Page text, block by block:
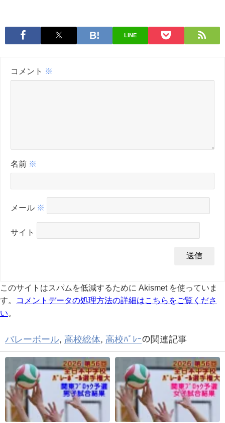
LINE
コメント ※
名前 ※
メール ※
サイト
このサイトはスパムを低減するために Akismet を使っていま
す。
コメントデータの処理方法の詳細はこちらをご覧くださ
い
バレーボール 高校総体 高校ﾊﾞﾚｰの関連記事